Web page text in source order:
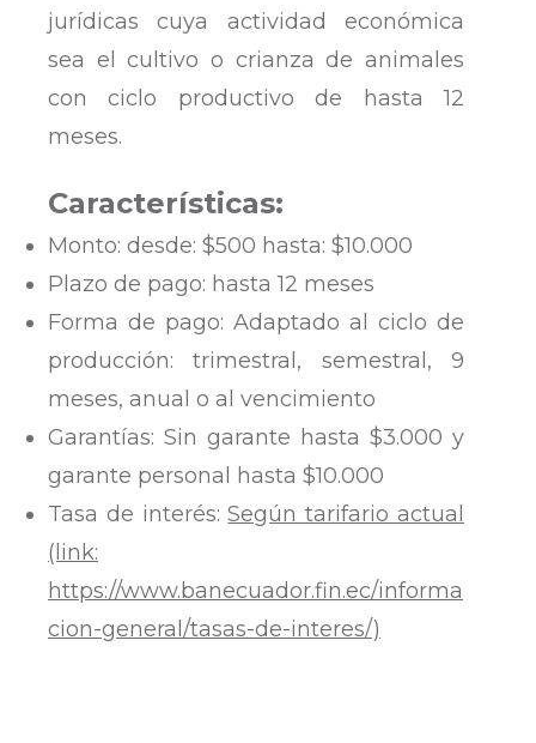
jurídicas cuya actividad económica
sea el cultivo o crianza de animales
con ciclo productivo de hasta 12
meses.
Características:
Monto: desde: $500 hasta: $10.000
Plazo de pago: hasta 12 meses
Forma de pago: Adaptado al ciclo de
producción: trimestral, semestral, 9
meses, anual o al vencimiento
Garantías: Sin garante hasta $3.000 y
garante personal hasta $10.000
Tasa de interés:Según tarifario actual
(link:
https://www.banecuador.fin.ec/informa
cion-general/tasas-de-interes/)